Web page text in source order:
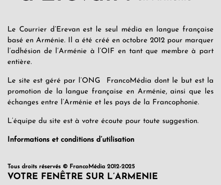
Le Courrier d’Erevan est le seul média en langue française
basé en Arménie. Il a été créé en octobre 2012 pour marquer
l’adhésion de l’Arménie à l’OIF en tant que membre à part
entière.
Le site est géré par l’ONG FrancoMédia dont le but est la
promotion de la langue française en Arménie, ainsi que les
échanges entre l’Arménie et les pays de la Francophonie.
L’équipe du site est à votre écoute pour toute suggestion.
Informations et conditions d’utilisation
Tous droits réservés © FrancoMédia 2012-2025
VOTRE FENÊTRE SUR L’ARMENIE